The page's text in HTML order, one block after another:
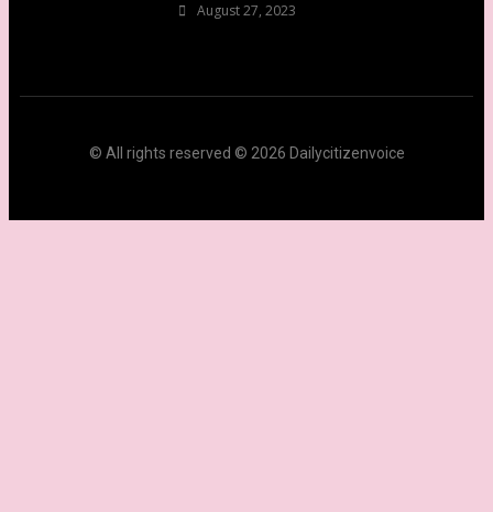
August 27, 2023
© All rights reserved © 2026 Dailycitizenvoice